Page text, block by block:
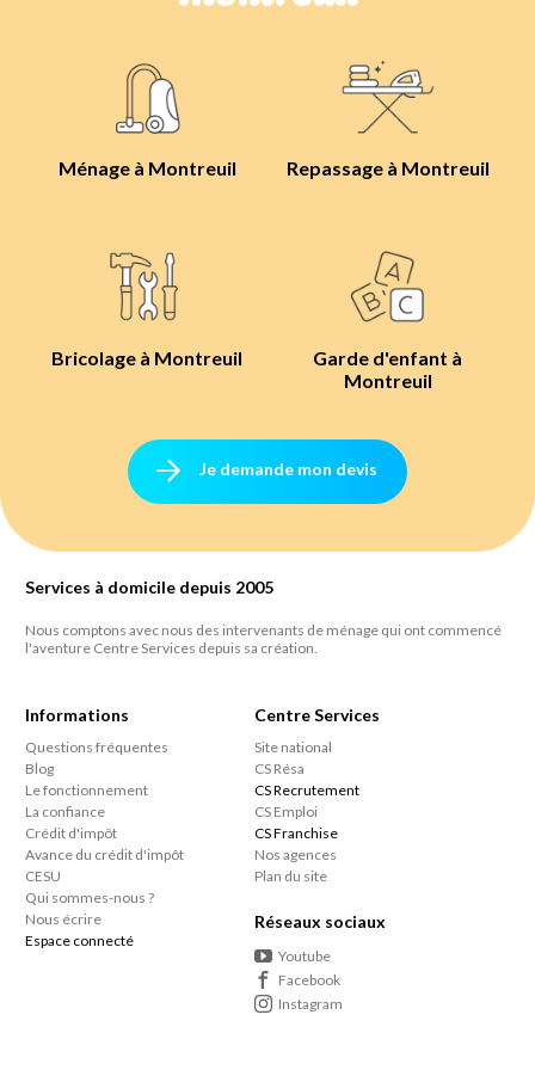
Ménage à Montreuil Repassage à Montreuil
Bricolage à Montreuil
Garde d'enfant à
Montreuil
Je demande mon devis
Services à domicile depuis 2005
Nous comptons avec nous des intervenants de ménage qui ont commencé
l'aventure Centre Services depuis sa création.
Informations
Questions fréquentes
Blog
Le fonctionnement
La confiance
Crédit d'impôt
Avance du crédit d'impôt
CESU
Qui sommes-nous ?
Nous écrire
Espace connecté
Centre Services
Site national
CS Résa
CS Recrutement
CS Emploi
CS Franchise
Nos agences
Plan du site
Réseaux sociaux
Youtube
Facebook
Instagram